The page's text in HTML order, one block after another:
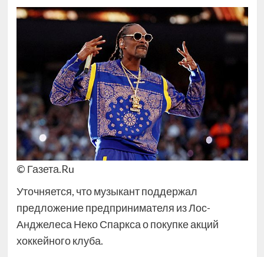
© Газета.Ru
Уточняется, что музыкант поддержал
предложение предпринимателя из Лос-
Анджелеса Неко Спаркса о покупке акций
хоккейного клуба.